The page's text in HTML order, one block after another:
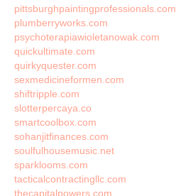
pittsburghpaintingprofessionals.com
plumberryworks.com
psychoterapiawioletanowak.com
quickultimate.com
quirkyquester.com
sexmedicineformen.com
shiftripple.com
slotterpercaya.co
smartcoolbox.com
sohanjitfinances.com
soulfulhousemusic.net
sparklooms.com
tacticalcontractingllc.com
thecapitalpowers.com